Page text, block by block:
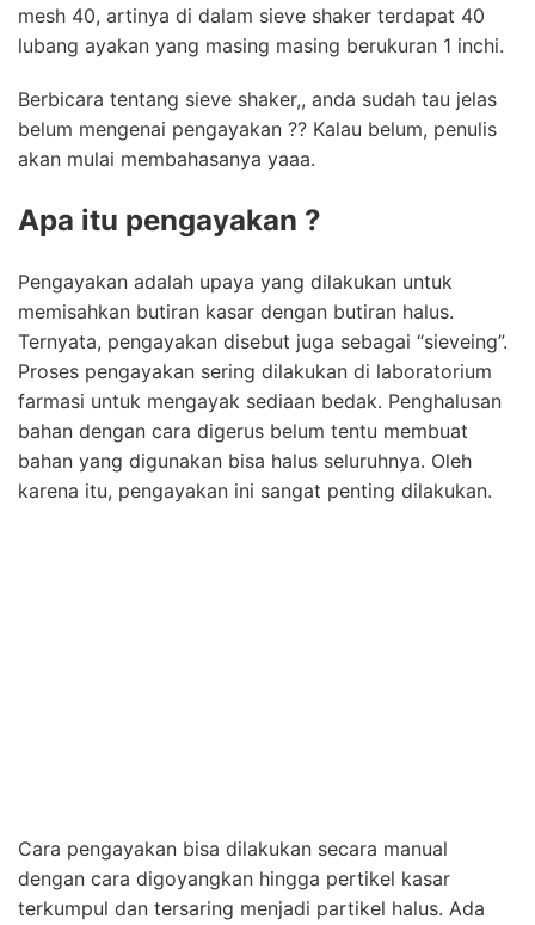
mesh 40, artinya di dalam sieve shaker terdapat 40
lubang ayakan yang masing masing berukuran 1 inchi.
Berbicara tentang sieve shaker,, anda sudah tau jelas
belum mengenai pengayakan ?? Kalau belum, penulis
akan mulai membahasanya yaaa.
Apa itu pengayakan ?
Pengayakan adalah upaya yang dilakukan untuk
memisahkan butiran kasar dengan butiran halus.
Ternyata, pengayakan disebut juga sebagai “sieveing”.
Proses pengayakan sering dilakukan di laboratorium
farmasi untuk mengayak sediaan bedak. Penghalusan
bahan dengan cara digerus belum tentu membuat
bahan yang digunakan bisa halus seluruhnya. Oleh
karena itu, pengayakan ini sangat penting dilakukan.
Cara pengayakan bisa dilakukan secara manual
dengan cara digoyangkan hingga pertikel kasar
terkumpul dan tersaring menjadi partikel halus. Ada